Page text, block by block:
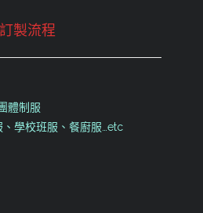
訂製流程
體制服
學校班服、餐廚服…etc